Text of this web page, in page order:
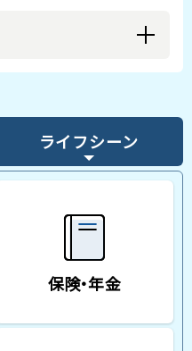
ライフシーン
保険・年金